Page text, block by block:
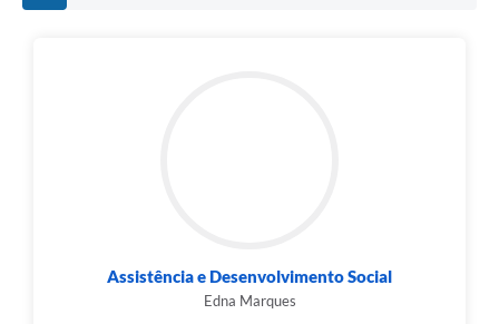
Assistência e Desenvolvimento Social
Edna Marques